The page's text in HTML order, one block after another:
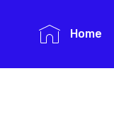
Home